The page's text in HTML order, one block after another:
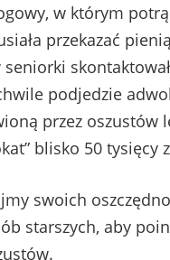
w którym
przekazać
podjedzie
przez oszustów
blisko 50 tysięcy
swoich
starszych, aby